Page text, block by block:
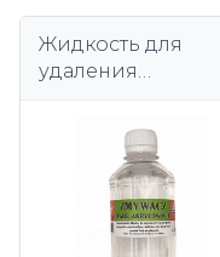
Жидкость для
удаления
250 мл WAMOD